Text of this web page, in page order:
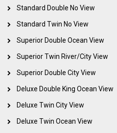
Superior Double Ocean
Superior Twin River/City
Superior Double City View
Deluxe Twin City View
Deluxe Twin Ocean View
Deluxe Family City View
Standard Double No View
Standard Twin No View
Superior Double Ocean View
Superior Twin River/City View
Superior Double City View
Deluxe Double King Ocean View
Deluxe Twin City View
Deluxe Twin Ocean View